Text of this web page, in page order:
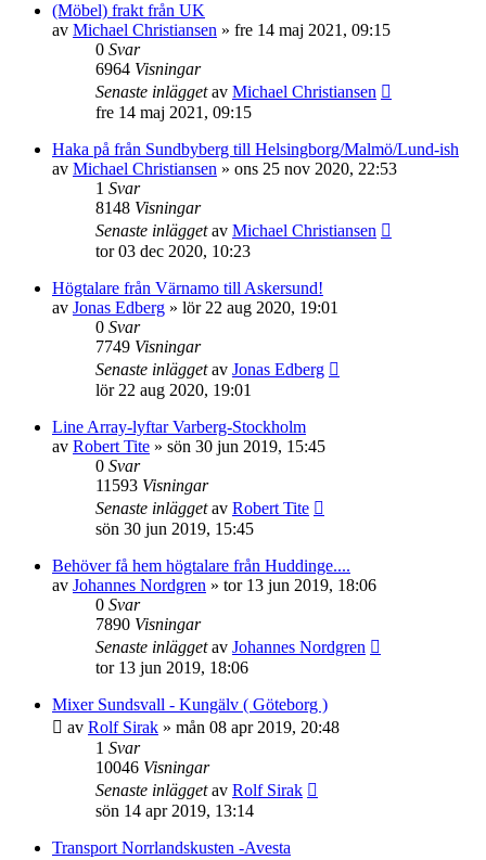
(Möbel) frakt från UK
av Michael Christiansen » fre 14 maj 2021, 09:15
0 Svar
6964 Visningar
Senaste inläggetav Michael Christiansen
fre 14 maj 2021, 09:15
Haka på från Sundbyberg till Helsingborg/Malmö/Lund-ish
av Michael Christiansen » ons 25 nov 2020, 22:53
1 Svar
8148 Visningar
Senaste inläggetav Michael Christiansen
tor 03 dec 2020, 10:23
Högtalare från Värnamo till Askersund!
av Jonas Edberg » lör 22 aug 2020, 19:01
0 Svar
7749 Visningar
Senaste inläggetav Jonas Edberg
lör 22 aug 2020, 19:01
Line Array-lyftar Varberg-Stockholm
av Robert Tite » sön 30 jun 2019, 15:45
0 Svar
11593 Visningar
Senaste inläggetav Robert Tite
sön 30 jun 2019, 15:45
Behöver få hem högtalare från Huddinge....
av Johannes Nordgren » tor 13 jun 2019, 18:06
0 Svar
7890 Visningar
Senaste inläggetav Johannes Nordgren
tor 13 jun 2019, 18:06
Mixer Sundsvall - Kungälv ( Göteborg )
av Rolf Sirak » mån 08 apr 2019, 20:48
1 Svar
10046 Visningar
Senaste inläggetav Rolf Sirak
sön 14 apr 2019, 13:14
Transport Norrlandskusten -Avesta